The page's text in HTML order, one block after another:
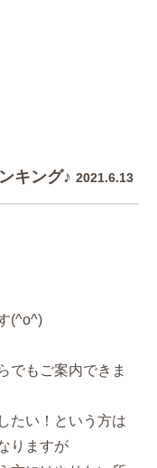
キング♪ 2021.6.13
(^o^)
でもご案内できま
たい！という方は
りますが